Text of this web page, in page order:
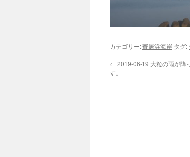
カテゴリー:寄居浜海岸 タグ:
← 2019-06-19 大粒の雨が
す。